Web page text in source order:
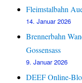
Fleimstalbahn
14. Januar 2026
Brennerbahn
Gossensass
9. Januar 2026
DEEF Online-